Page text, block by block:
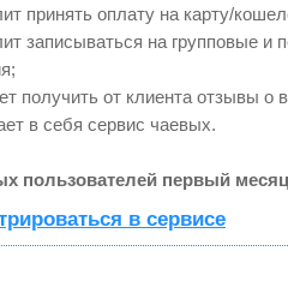
принять оплату на карту/
записываться на групповые и
получить от клиента отзывы о
в себя сервис чаевых.
пользователей первый
в сервисе